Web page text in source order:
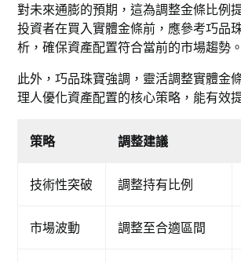
對未來通膨的預期，這為調整金條比例
投資者在買入實體金條前，應參考巧品
析，確保資產配置符合當前的市場趨勢。
此外，巧品珠寶強調，靈活調整實體金
理人優化資產配置的核心策略，能有效
策略 調整建議
技術性突破 調整持有比例
市場波動 調整至合適區間